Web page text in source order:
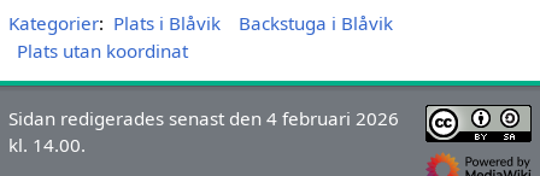
Kategorier: Plats i Blåvik
Backstuga i Blåvik
Plats utan koordinat
Sidan redigerades senast den 4 februari 2026
kl. 14.00.